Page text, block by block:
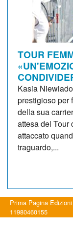
TOUR
Kasia
prestigioso per
della sua
attesa del Tour
attaccato
traguardo,...
Prima Pagina
11980460155